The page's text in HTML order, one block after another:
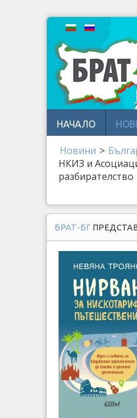
НАЧАЛО
Новини >
НКИЗ и
разбирателство
БРАТ-БГ